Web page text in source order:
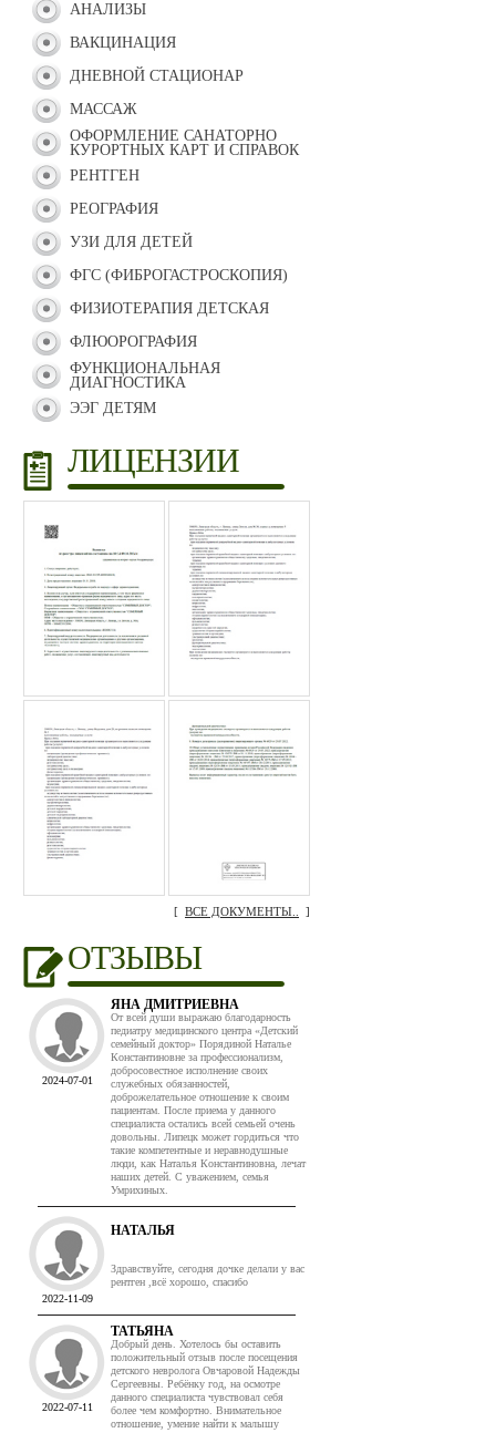
АНАЛИЗЫ
ВАКЦИНАЦИЯ
ДНЕВНОЙ СТАЦИОНАР
МАССАЖ
ОФОРМЛЕНИЕ САНАТОРНО
КУРОРТНЫХ КАРТ И СПРАВОК
РЕНТГЕН
РЕОГРАФИЯ
УЗИ ДЛЯ ДЕТЕЙ
ФГС (ФИБРОГАСТРОСКОПИЯ)
ФИЗИОТЕРАПИЯ ДЕТСКАЯ
ФЛЮОРОГРАФИЯ
ФУНКЦИОНАЛЬНАЯ
ДИАГНОСТИКА
ЭЭГ ДЕТЯМ
ЛИЦЕНЗИИ
[ ВСЕ ДОКУМЕНТЫ.. ]
ОТЗЫВЫ
2024-07-01
ЯНА ДМИТРИЕВНА
От всей души выражаю благодарность
педиатру медицинского центра «Детский
семейный доктор» Порядиной Наталье
Константиновне за профессионализм,
добросовестное исполнение своих
служебных обязанностей,
доброжелательное отношение к своим
пациентам. После приема у данного
специалиста остались всей семьей очень
довольны. Липецк может гордиться что
такие компетентные и неравнодушные
люди, как Наталья Константиновна, лечат
наших детей. С уважением, семья
Умрихиных.
2022-11-09
НАТАЛЬЯ
Здравствуйте, сегодня дочке делали у вас
рентген ,всё хорошо, спасибо
2022-07-11
ТАТЬЯНА
Добрый день. Хотелось бы оставить
положительный отзыв после посещения
детского невролога Овчаровой Надежды
Сергеевны. Ребёнку год, на осмотре
данного специалиста чувствовал себя
более чем комфортно. Внимательное
отношение, умение найти к малышу